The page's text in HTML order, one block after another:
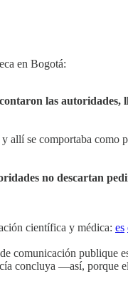
en Bogotá:
las autoridades,
allí se comportaba
no descartan
científica y médica: es
comunicación publique
concluya —así, porque